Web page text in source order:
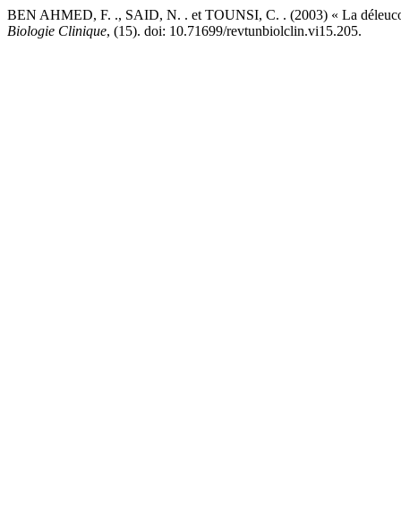
BEN AHMED, F. ., SAID, N. . et TOUNSI, C. . (2003) « La
Biologie Clinique, (15). doi: 10.71699/revtunbiolclin.vi15.205.